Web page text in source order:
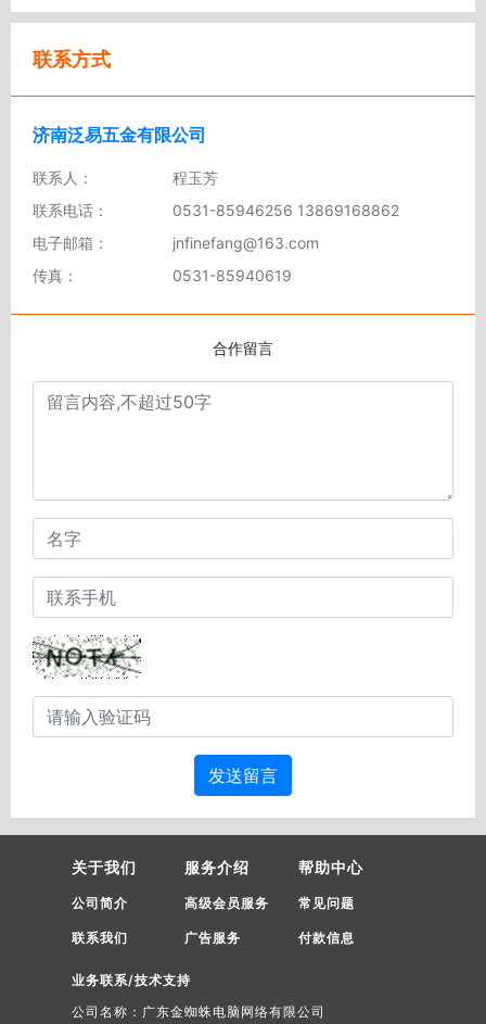
联系方式
济南泛易五金有限公司
联系人：
程玉芳
联系电话：
0531-85946256 13869168862
电子邮箱：
jnfinefang@163.com
传真：
0531-85940619
合作留言
发送留言
关于我们
公司简介
联系我们
服务介绍
高级会员服务
广告服务
帮助中心
常见问题
付款信息
业务联系/技术支持
公司名称：广东金蜘蛛电脑网络有限公司